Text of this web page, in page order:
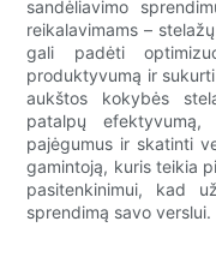
sandėliavimo
reikalavimams –
gali padėti
produktyvumą ir
aukštos kokybės
patalpų efektyvumą,
pajėgumus ir skatinti
gamintoją, kuris teikia
pasitenkinimui, kad
sprendimą savo verslui.